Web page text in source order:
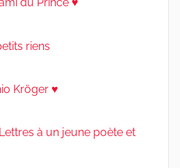
riens
Kröger ♥
à un jeune poète et